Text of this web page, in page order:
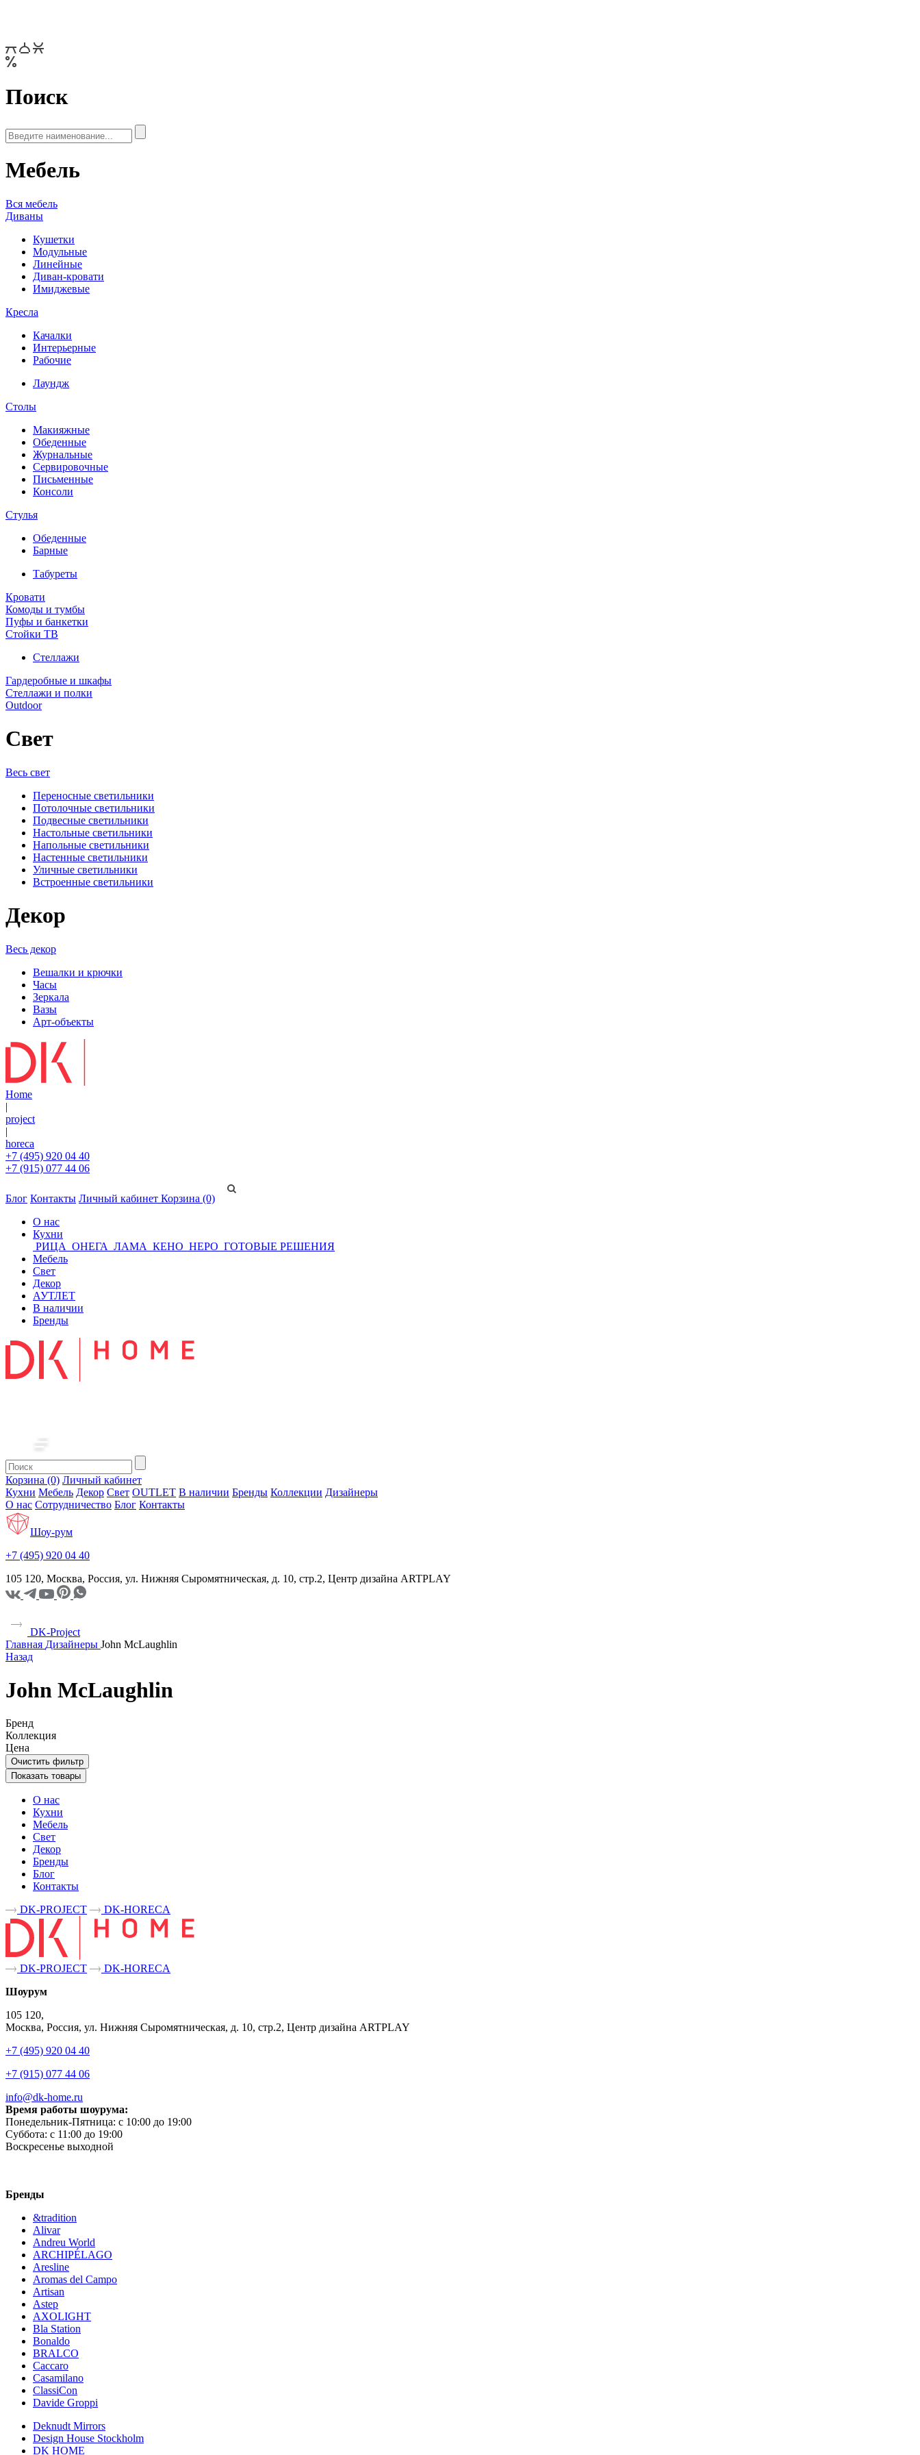
Поиск
Мебель
Вся мебель
Диваны
Кушетки
Модульные
Линейные
Диван-кровати
Имиджевые
Кресла
Качалки
Интерьерные
Рабочие
Лаундж
Столы
Макияжные
Обеденные
Журнальные
Сервировочные
Письменные
Консоли
Стулья
Обеденные
Барные
Табуреты
Кровати
Комоды и тумбы
Пуфы и банкетки
Стойки ТВ
Стеллажи
Гардеробные и шкафы
Стеллажи и полки
Outdoor
Свет
Весь свет
Переносные светильники
Потолочные светильники
Подвесные светильники
Настольные светильники
Напольные светильники
Настенные светильники
Уличные светильники
Встроенные светильники
Декор
Весь декор
Вешалки и крючки
Часы
Зеркала
Вазы
Арт-объекты
Home
|
project
|
horeca
+7 (495) 920 04 40
+7 (915) 077 44 06
Блог Контакты Личный кабинет Корзина (0)
О нас
Кухни
РИЦА ОНЕГА ЛАМА КЕНО НЕРО ГОТОВЫЕ РЕШЕНИЯ
Мебель
Свет
Декор
АУТЛЕТ
В наличии
Бренды
Корзина (0) Личный кабинет
Кухни Мебель Декор Свет OUTLET В наличии Бренды Коллекции Дизайнеры
О нас Сотрудничество Блог Контакты
Шоу-рум
+7 (495) 920 04 40
105 120, Москва, Россия, ул. Нижняя Сыромятническая, д. 10, стр.2, Центр дизайна ARTPLAY
DK-Project
Главная Дизайнеры John McLaughlin
Назад
John McLaughlin
Бренд
Коллекция
Цена
Очистить фильтр
Показать товары
О нас
Кухни
Мебель
Свет
Декор
Бренды
Блог
Контакты
DK-PROJECT
DK-HORECA
DK-PROJECT
DK-HORECA
Шоурум
105 120,
Москва, Россия, ул. Нижняя Сыромятническая, д. 10, стр.2, Центр дизайна ARTPLAY
+7 (495) 920 04 40
+7 (915) 077 44 06
info@dk-home.ru
Время работы шоурума:
Понедельник-Пятница: c 10:00 до 19:00
Суббота: c 11:00 до 19:00
Воскресенье выходной
Бренды
&tradition
Alivar
Andreu World
ARCHIPÉLAGO
Aresline
Aromas del Campo
Artisan
Astep
AXOLIGHT
Bla Station
Bonaldo
BRALCO
Caccaro
Casamilano
ClassiCon
Davide Groppi
Deknudt Mirrors
Design House Stockholm
DK HOME